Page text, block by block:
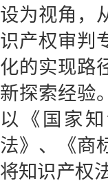
设为视角，
识产权审判
化的实现路
新探索经验
以《国家
法》、《商
将知识产权